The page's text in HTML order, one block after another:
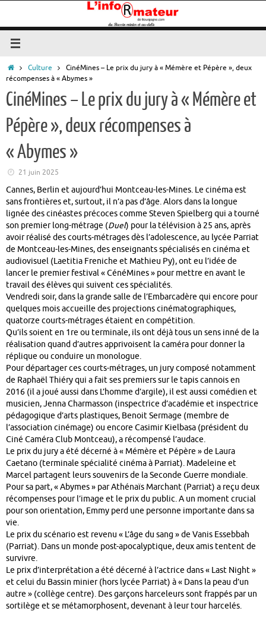
contenu
Accueil
Culture
CinéMines – Le prix du jury à « Mémère et Pépère », deux
récompenses à « Abymes »
CinéMines – Le prix du jury à « Mémère et
Pépère », deux récompenses à
« Abymes »
21 juin 2025
Cannes, Berlin et aujourd’hui Montceau-les-Mines. Le cinéma est
sans frontières et, surtout, il n’a pas d’âge. Alors dans la longue
lignée des cinéastes précoces comme Steven Spielberg qui a tourné
son premier long-métrage (Duel) pour la télévision à 25 ans, après
avoir réalisé des courts-métrages dès l’adolescence, au lycée Parriat
de Montceau-les-Mines, des enseignants spécialisés en cinéma et
audiovisuel (Laetitia Freniche et Mathieu Py), ont eu l’idée de
lancer le premier festival « CénéMines » pour mettre en avant le
travail des élèves qui suivent ces spécialités.
Vendredi soir, dans la grande salle de l’Embarcadère qui encore pour
quelques mois accueille des projections cinématographiques,
quatorze courts-métrages étaient en compétition.
Qu’ils soient en 1re ou terminale, ils ont déjà tous un sens inné de la
réalisation quand d’autres apprivoisent la caméra pour donner la
réplique ou conduire un monologue.
Pour départager ces courts-métrages, un jury composé notamment
de Raphaël Thiéry qui a fait ses premiers sur le tapis cannois en
2016 (il a joué aussi dans L’homme d’argile), il est aussi comédien et
musicien, Jenna Charmasson (inspectrice d’académie et inspectrice
pédagogique d’arts plastiques, Benoit Sermage (membre de
l’association cinémage) ou encore Casimir Kielbasa (président du
Ciné Caméra Club Montceau), a récompensé l’audace.
Le prix du jury a été décerné à « Mémère et Pépère » de Laura
Caetano (terminale spécialité cinéma à Parriat). Madeleine et
Marcel partagent leurs souvenirs de la Seconde Guerre mondiale.
Pour sa part, « Abymes » par Athénaïs Marchant (Parriat) a reçu deux
récompenses pour l’image et le prix du public. A un moment crucial
pour son orientation, Emmy perd une personne importante dans sa
vie.
Le prix du scénario est revenu « L’âge du sang » de Vanis Essebbah
(Parriat). Dans un monde post-apocalyptique, deux amis tentent de
survivre.
Le prix d’interprétation a été décerné à l’actrice dans « Last Night »
et celui du Bassin minier (hors lycée Parriat) à « Dans la peau d’un
autre » (collège centre). Des garçons harceleurs sont frappés par un
sortilège et se métamorphosent, devenant à leur tour harcelés.